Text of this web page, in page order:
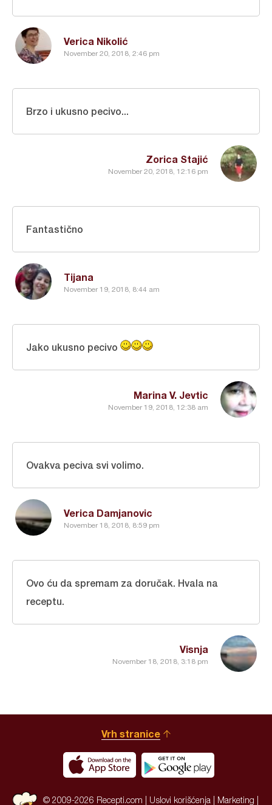
Verica Nikolić
November 20, 2018, 2:46 pm
Zorica Stajić
November 20, 2018, 12:16 pm
Brzo i ukusno pecivo...
Tijana
November 19, 2018, 8:44 am
Fantastično
Marina V. Jevtic
November 19, 2018, 12:38 am
Jako ukusno pecivo
Verica Damjanovic
November 18, 2018, 8:59 pm
Ovakva peciva svi volimo.
Visnja
November 18, 2018, 3:18 pm
Ovo ću da spremam za doručak. Hvala na
receptu.
Vrh stranice
© 2009-2026 Recepti.com | Uslovi korišćenja Marketing